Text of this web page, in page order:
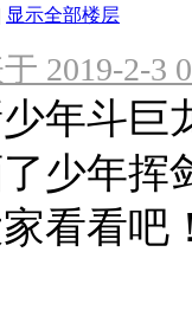
显示全部楼层
2019-2-3
年斗巨
少年挥
看看吧